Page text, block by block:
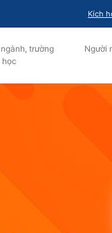
Kích
trường
học
Người